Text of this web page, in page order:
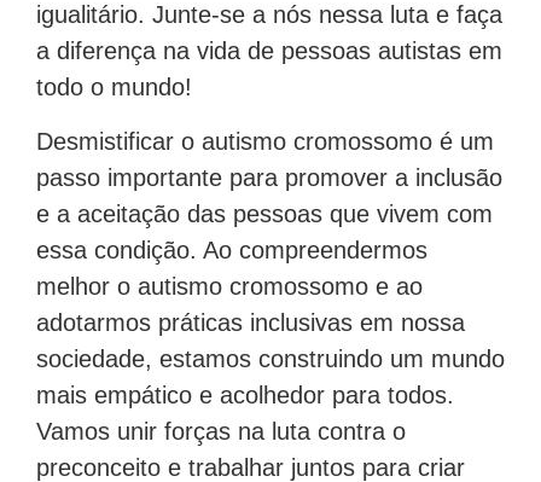
igualitário. Junte-se a nós nessa luta e faça
a diferença na vida de pessoas autistas em
todo o mundo!
Desmistificar o autismo cromossomo é um
passo importante para promover a inclusão
e a aceitação das pessoas que vivem com
essa condição. Ao compreendermos
melhor o autismo cromossomo e ao
adotarmos práticas inclusivas em nossa
sociedade, estamos construindo um mundo
mais empático e acolhedor para todos.
Vamos unir forças na luta contra o
preconceito e trabalhar juntos para criar